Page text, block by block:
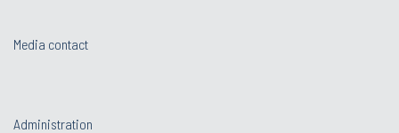
Media contact
Administration